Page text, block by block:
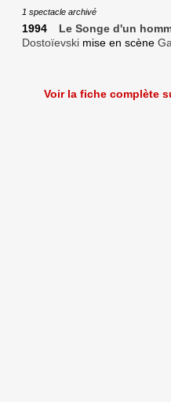
1 spectacle archivé
1994 Le Songe d'un
Dostoïevski mise en scène
Voir la fiche complète